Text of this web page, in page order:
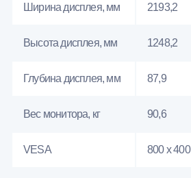
Ширина дисплея, мм 2193,2
Высота дисплея, мм 1248,2
Глубина дисплея, мм 87,9
Вес монитора, кг 90,6
VESA 800 x 400